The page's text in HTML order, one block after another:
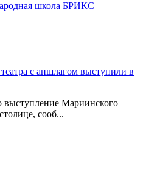
школа БРИКС
с аншлагом выступили в
Мариинского
сооб...